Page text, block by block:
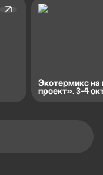
Экотермикс
проект». 3-4